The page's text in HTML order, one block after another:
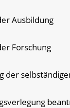
Ausbildung
Forschung
der